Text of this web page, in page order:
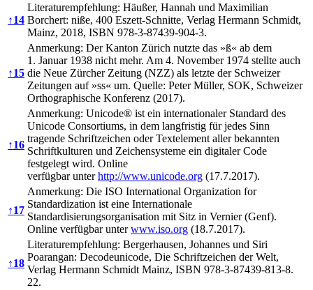
↑14
Literaturempfehlung: Häußer, Hannah und Maximilian
Borchert: niße, 400 Eszett-Schnitte, Verlag Hermann Schmidt,
Mainz, 2018, ISBN 978-3-87439-904-3.
↑15
Anmerkung: Der Kanton Zürich nutzte das »ß« ab dem
1. Januar 1938 nicht mehr. Am 4. November 1974 stellte auch
die Neue Zürcher Zeitung (NZZ) als letzte der Schweizer
Zeitungen auf »ss« um. Quelle: Peter Müller, SOK, Schweizer
Orthographische Konferenz (2017).
↑16
Anmerkung: Unicode® ist ein internationaler Standard des
Unicode Consortiums, in dem langfristig für jedes Sinn
tragende Schriftzeichen oder Textelement aller bekannten
Schriftkulturen und Zeichensysteme ein digitaler Code
festgelegt wird. Online
verfügbar unterhttp://www.unicode.org (17.7.2017).
↑17
Anmerkung: Die ISO International Organization for
Standardization ist eine Internationale
Standardisierungsorganisation mit Sitz in Vernier (Genf).
Online verfügbar unterwww.iso.org (18.7.2017).
↑18
Literaturempfehlung: Bergerhausen, Johannes und Siri
Poarangan: Decodeunicode, Die Schriftzeichen der Welt,
Verlag Hermann Schmidt Mainz, ISBN 978-3-87439-813-8.
22.